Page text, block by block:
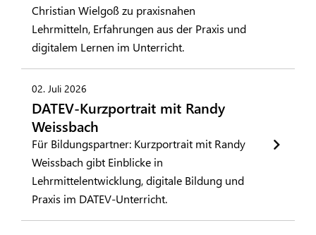
Christian Wielgoß zu praxisnahen
Lehrmitteln, Erfahrungen aus der Praxis und
digitalem Lernen im Unterricht.
02. Juli 2026
DATEV-Kurzportrait mit Randy
Weissbach
Für Bildungspartner: Kurzportrait mit Randy
Weissbach gibt Einblicke in
Lehrmittelentwicklung, digitale Bildung und
Praxis im DATEV-Unterricht.